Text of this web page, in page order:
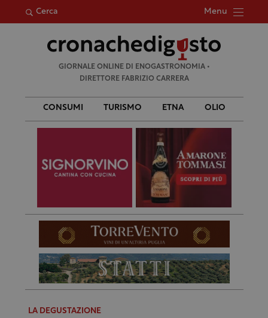
Cerca Menu
per:
GIORNALE ONLINE DI ENOGASTRONOMIA •
DIRETTORE FABRIZIO CARRERA
CONSUMI TURISMO ETNA OLIO
LA DEGUSTAZIONE